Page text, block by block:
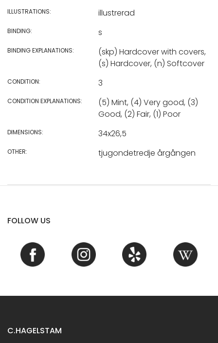
ILLUSTRATIONS: illustrerad
BINDING: s
BINDING EXPLANATIONS:
(skp) Hardcover with covers,
(s) Hardcover, (n) Softcover
CONDITION: 3
CONDITION EXPLANATIONS:
(5) Mint, (4) Very good, (3)
Good, (2) Fair, (1) Poor
DIMENSIONS: 34x26,5
OTHER: tjugondetredje årgången
FOLLOW US
C.HAGELSTAM